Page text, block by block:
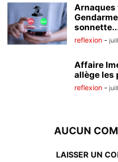
Arnaques
reflexion -
Affaire
allège les
reflexion -
AUCUN
LAISSER UN